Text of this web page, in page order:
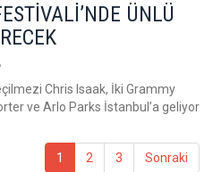
ÜNLÜ
Chris Isaak, İki Grammy
ve Arlo Parks İstanbul’a geliyor
1 2 3 Sonraki